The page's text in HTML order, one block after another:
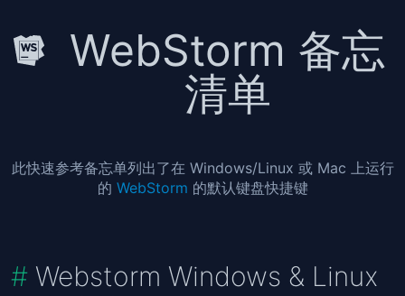
WebStorm 备忘
清单
此快速参考备忘单列出了在 Windows/Linux 或 Mac 上运行
的 WebStorm 的默认键盘快捷键
Webstorm Windows & Linux